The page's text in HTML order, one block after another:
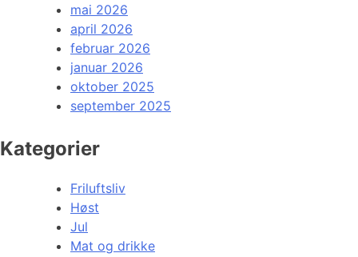
mai 2026
april 2026
februar 2026
januar 2026
oktober 2025
september 2025
Kategorier
Friluftsliv
Høst
Jul
Mat og drikke